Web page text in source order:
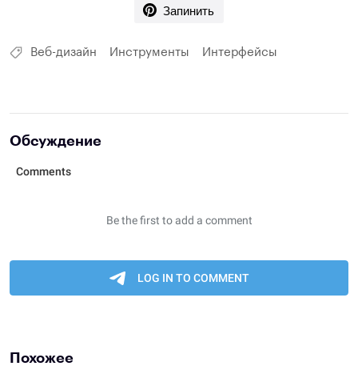
Запинить
Веб-дизайн Инструменты Интерфейсы
Обсуждение
Похожее